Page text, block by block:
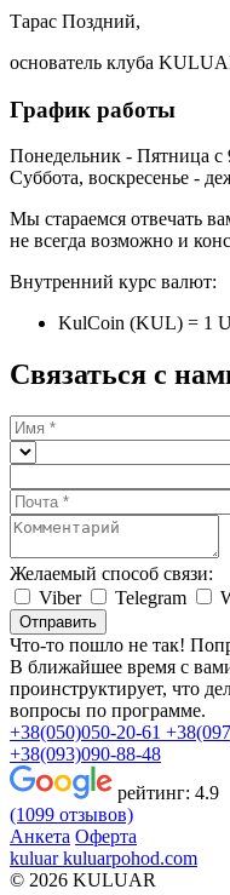
Тарас Поздний,
основатель клуба
График работы
Понедельник - Пятница с
Суббота, воскресенье -
Мы стараемся отвечать
не всегда возможно и
Внутренний курс валют:
KulCoin (KUL) = 1
Связаться с
Желаемый способ связи:
Viber
Telegram
Отправить
Что-то пошло не так!
В ближайшее время с
проинструктирует, что
вопросы по программе.
+38(050)050-20-61
+38(093)090-88-48
рейтинг: 4.9
(1099 отзывов)
Анкета Оферта
kuluar kuluarpohod.com
© 2026 KULUAR